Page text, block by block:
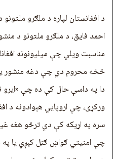
د افغانستان لپاره د ملګرو
مناسبت ویلي چې میلیونونه
څخه محروم دي چې دغه منشور
دا په داسې حال کې ده چې
ورکړی، چې اروپایي هېوادونه د
سره په اړیکه کې دي ترڅو هغه
چې امنیتي ګواښ ګڼل کېږي یا